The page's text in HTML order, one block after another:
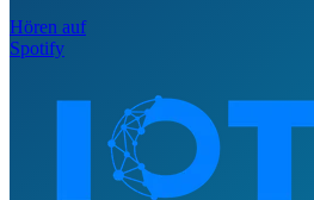
Hören auf
Spotify